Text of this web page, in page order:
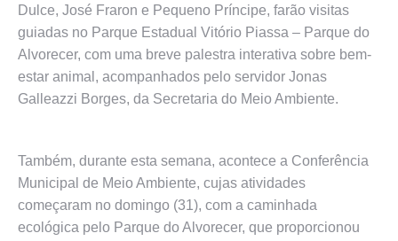
Dulce, José Fraron e Pequeno Príncipe, farão visitas
guiadas no Parque Estadual Vitório Piassa – Parque do
Alvorecer, com uma breve palestra interativa sobre bem-
estar animal, acompanhados pelo servidor Jonas
Galleazzi Borges, da Secretaria do Meio Ambiente.
Também, durante esta semana, acontece a Conferência
Municipal de Meio Ambiente, cujas atividades
começaram no domingo (31), com a caminhada
ecológica pelo Parque do Alvorecer, que proporcionou